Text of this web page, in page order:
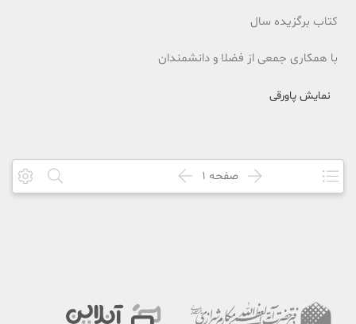
کتاب برگزیده سال
با همکاری جمعی از فضلا و دانشمندان
نمایش پاورقی
صفحه 1